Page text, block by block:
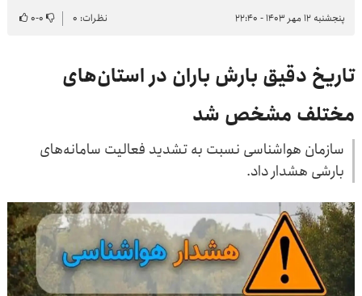
پنجشنبه ۱۲ مهر ۱۴۰۳ - ۲۲:۴۰
نظرات: ۰ ۰-۰
تاریخ دقیق بارش باران در استان‌های
مختلف مشخص شد
سازمان هواشناسی نسبت به تشدید فعالیت سامانه‌های
بارشی هشدار داد.